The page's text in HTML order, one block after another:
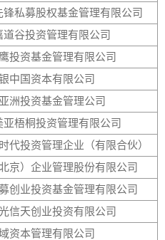
私募股权基金管理有限公司
道谷投资管理有限公司
投资基金管理有限公司
中国资本有限公司
洲投资基金管理公司
亚梧桐投资管理有限公司
代投资管理企业（有限合伙）
京）企业管理股份有限公司
创业投资基金管理有限公司
信天创业投资有限公司
资本管理有限公司